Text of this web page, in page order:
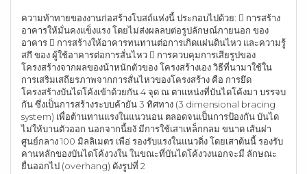
ความท้าทายของงานก่อสร้างโบสถ์แห่งนี้ ประกอบไปด้วย:  การสร้าง
อาคารให้มั่นคงแข็งแรง โดยไม่ส่งผลลบต่อรูปลักษณ์ภายนอก ของ
อาคาร  การสร้างให้อาคารทนทานต่อการเกิดแผ่นดินไหว และความรู้
สกึ ของ ผู้ใช้อาคารต่อการสั่นไหว  การควบคุมการเสียรูปของ
โครงสร้างจากผลของน้าหนักตัวของ โครงสร้างเอง วิธีที่นามาใช้ใน
การเสริมเสถียรภาพจากการสั่นไหวของโครงสร้าง คือ การยึด
โครงสร้างบันไดโค้งเข้าด้วยกัน 4 จุด ณ ตาแหน่งที่บันไดโค้งมา บรรจบ
กัน ซึ่งเป็นการสร้างระบบค้ายัน 3 ทิศทาง (3 dimensional bracing
system) เพื่อต้านทานแรงในแนวนอน ตลอดจนเป็นการป้องกัน บันได
ไม่ให้บานตัวออก นอกจากนี้ยงั มีการใช้เสาเหล็กกลม ขนาด เส้นผ่า
ศูนย์กลาง 100 มิลลิเมตร เพือ่ รองรับแรงในแนวดิ่ง โดยเสาต้นนี้ รองรับ
คานหลักของบันไดโค้งวงใน ในขณะที่บันไดโค้งวงนอกจะมี ลักษณะ
ยื่นออกไป (overhang) ดังรูปที่ 2